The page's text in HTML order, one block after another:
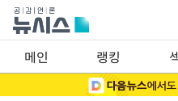
메인 랭킹